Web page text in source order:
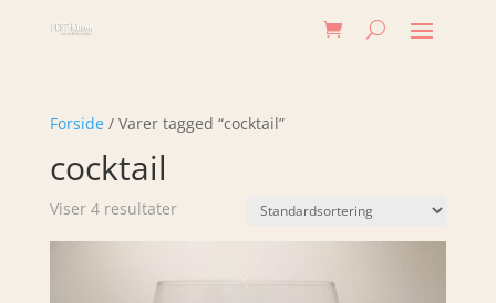
Forside/ Varer tagged “cocktail”
cocktail
Viser 4 resultater